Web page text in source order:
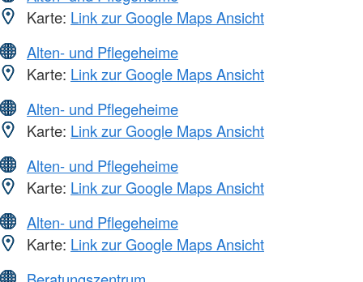
Karte: Link zur Google Maps Ansicht
Alten- und Pflegeheime
Karte: Link zur Google Maps Ansicht
Alten- und Pflegeheime
Karte: Link zur Google Maps Ansicht
Alten- und Pflegeheime
Karte: Link zur Google Maps Ansicht
Alten- und Pflegeheime
Karte: Link zur Google Maps Ansicht